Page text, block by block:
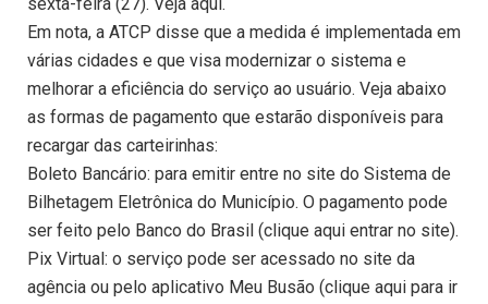
Em nota, a ATCP disse que a medida é implementada em
várias cidades e que visa modernizar o sistema e
melhorar a eficiência do serviço ao usuário. Veja abaixo
as formas de pagamento que estarão disponíveis para
recargar das carteirinhas:
Boleto Bancário: para emitir entre no site do Sistema de
Bilhetagem Eletrônica do Município. O pagamento pode
ser feito pelo Banco do Brasil (clique aqui entrar no site).
Pix Virtual: o serviço pode ser acessado no site da
agência ou pelo aplicativo Meu Busão (clique aqui para ir